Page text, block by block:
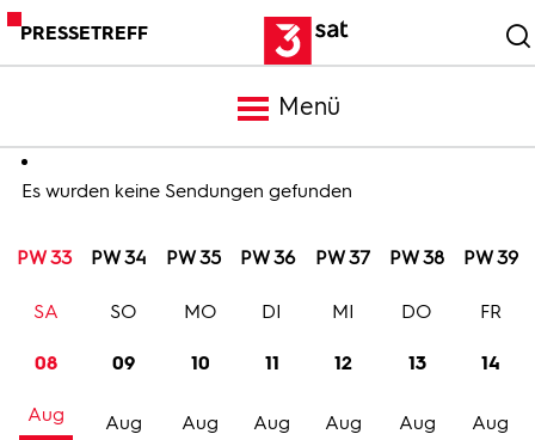
PRESSETREFF
Menü
Meldungen
Programm
Trailer
Es wurden keine Sendungen gefunden
PW 33 PW 34 PW 35 PW 36 PW 37 PW 38 PW 39
08
Aug
SA
09
Aug
SO
10
Aug
MO
11
Aug
DI
12
Aug
MI
13
Aug
DO
14
Aug
FR